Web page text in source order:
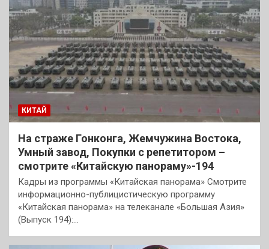
КИТАЙ
На страже Гонконга, Жемчужина Востока,
Умный завод, Покупки с репетитором –
смотрите «Китайскую панораму»-194
Кадры из программы «Китайская панорама» Смотрите
информационно-публицистическую программу
«Китайская панорама» на телеканале «Большая Азия»
(Выпуск 194):…